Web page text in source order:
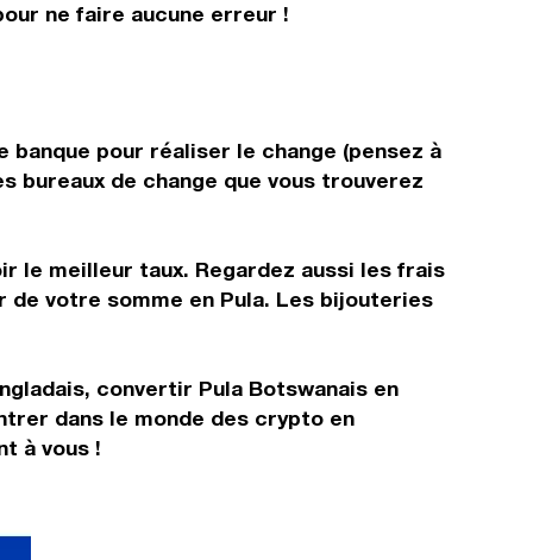
ne faire aucune erreur !
banque pour réaliser le change (pensez à
bureaux de change que vous trouverez
le meilleur taux. Regardez aussi les frais
votre somme en Pula. Les bijouteries
convertir Pula Botswanais en
dans le monde des crypto en
à vous !